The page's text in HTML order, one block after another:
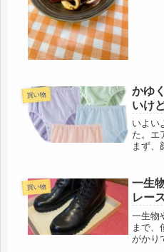
買い物
かゆ
いけ
いよい
た。エ
まず、
でよく
ムを。
い。だ
買い物
一生
レー
一生物
まで、
がかり